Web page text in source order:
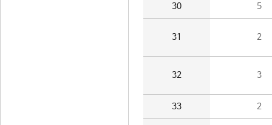
30 5
31 2
32 3
33 2